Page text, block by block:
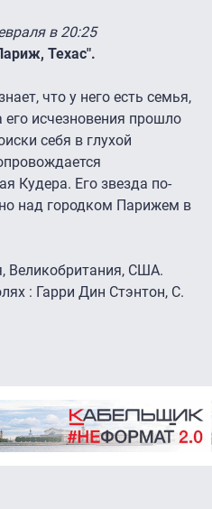
в 20:25
Техас".
что у него есть семья,
его исчезновения прошло
себя в глухой
Кудера. Его звезда по-
над городком Парижем в
Великобритания, США.
: Гарри Дин Стэнтон, С.